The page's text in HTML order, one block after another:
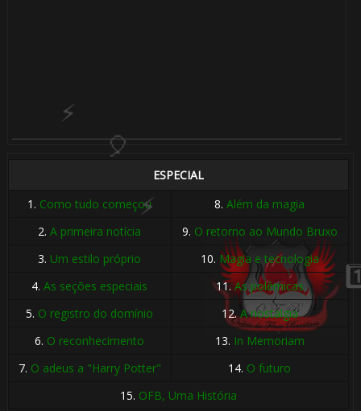
ESPECIAL
1. Como tudo começou 8.Além da magia
2.A primeira notícia 9. O retorno ao Mundo Bruxo
3. Um estilo próprio 10. Magia e tecnologia
4.As seções especiais 11.As polêmicas
5. O registro do domínio 12.A nostalgia
6. O reconhecimento 13. In Memoriam
7. O adeus a "Harry Potter" 14. O futuro
15. OFB, Uma História
1️⃣ 8️⃣